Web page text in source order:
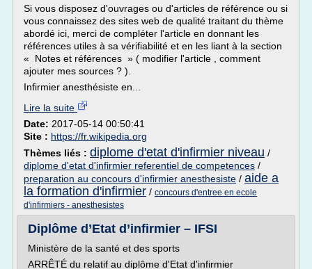
Si vous disposez d'ouvrages ou d'articles de référence ou si
vous connaissez des sites web de qualité traitant du thème
abordé ici, merci de compléter l'article en donnant les
références utiles à sa vérifiabilité et en les liant à la section
« Notes et références » ( modifier l'article , comment
ajouter mes sources ? ).
Infirmier anesthésiste en...
Lire la suite
Date: 2017-05-14 00:50:41
Site : https://fr.wikipedia.org
Thèmes liés : diplome d'etat d'infirmier niveau /
diplome d'etat d'infirmier referentiel de competences /
preparation au concours d'infirmier anesthesiste / aide a
la formation d'infirmier / concours d'entree en ecole
d'infirmiers - anesthesistes
Diplôme d’Etat d’infirmier – IFSI
Ministère de la santé et des sports
ARRÊTÉ du relatif au diplôme d'Etat d'infirmier